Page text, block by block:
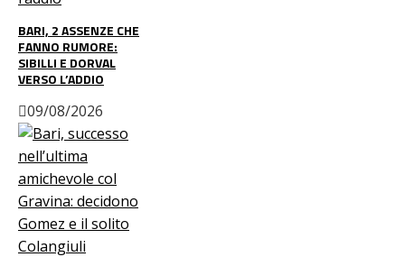
BARI, 2 ASSENZE CHE
FANNO RUMORE:
SIBILLI E DORVAL
VERSO L’ADDIO
09/08/2026